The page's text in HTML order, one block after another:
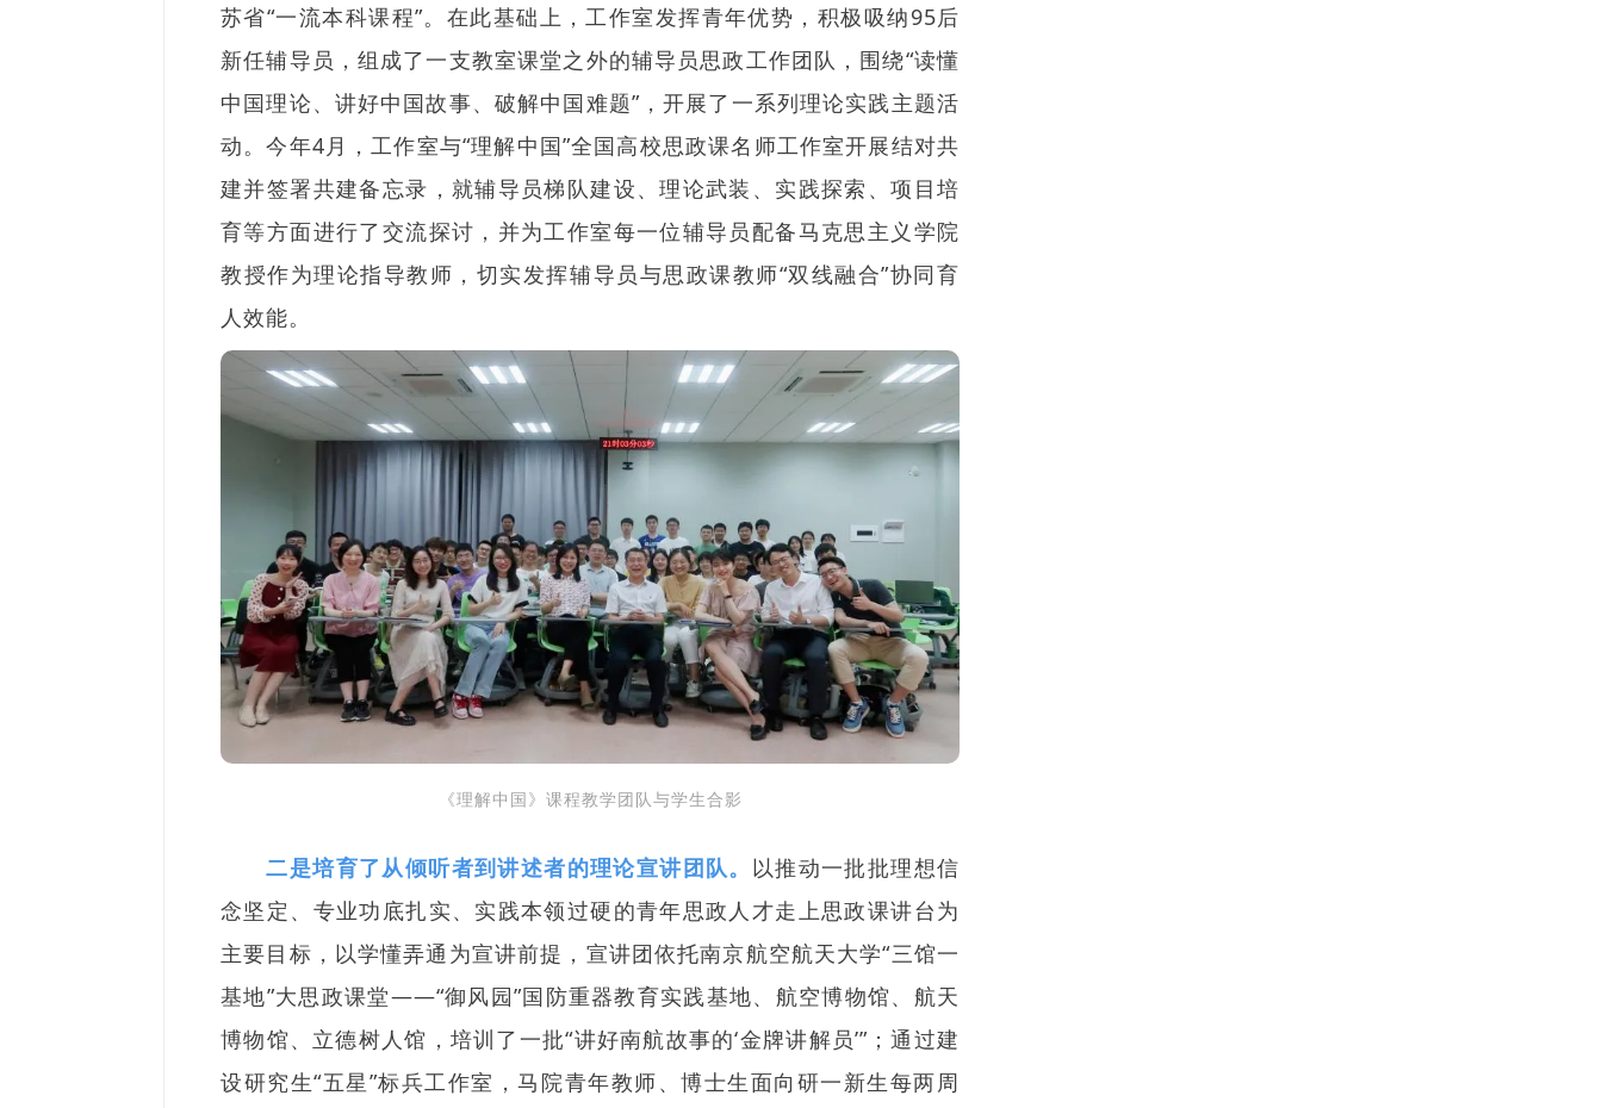
苏省“一流本科课程”。在此基础上，工作室发挥青年优势，积极吸纳95后
新任辅导员，组成了一支教室课堂之外的辅导员思政工作团队，围绕“读懂
中国理论、讲好中国故事、破解中国难题”，开展了一系列理论实践主题活
动。今年4月，工作室与“理解中国”全国高校思政课名师工作室开展结对共
建并签署共建备忘录，就辅导员梯队建设、理论武装、实践探索、项目培
育等方面进行了交流探讨，并为工作室每一位辅导员配备马克思主义学院
教授作为理论指导教师，切实发挥辅导员与思政课教师“双线融合”协同育
人效能。
《理解中国》课程教学团队与学生合影
二是培育了从倾听者到讲述者的理论宣讲团队。 以推动一批批理想信
念坚定、专业功底扎实、实践本领过硬的青年思政人才走上思政课讲台为
主要目标，以学懂弄通为宣讲前提，宣讲团依托南京航空航天大学“三馆一
基地”大思政课堂——“御风园”国防重器教育实践基地、航空博物馆、航天
博物馆、立德树人馆，培训了一批“讲好南航故事的‘金牌讲解员’”；通过建
设研究生“五星”标兵工作室，马院青年教师、博士生面向研一新生每两周